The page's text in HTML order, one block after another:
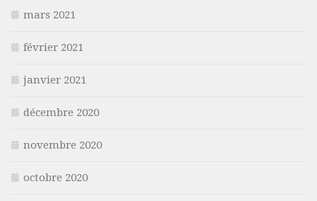
mars 2021
février 2021
janvier 2021
décembre 2020
novembre 2020
octobre 2020